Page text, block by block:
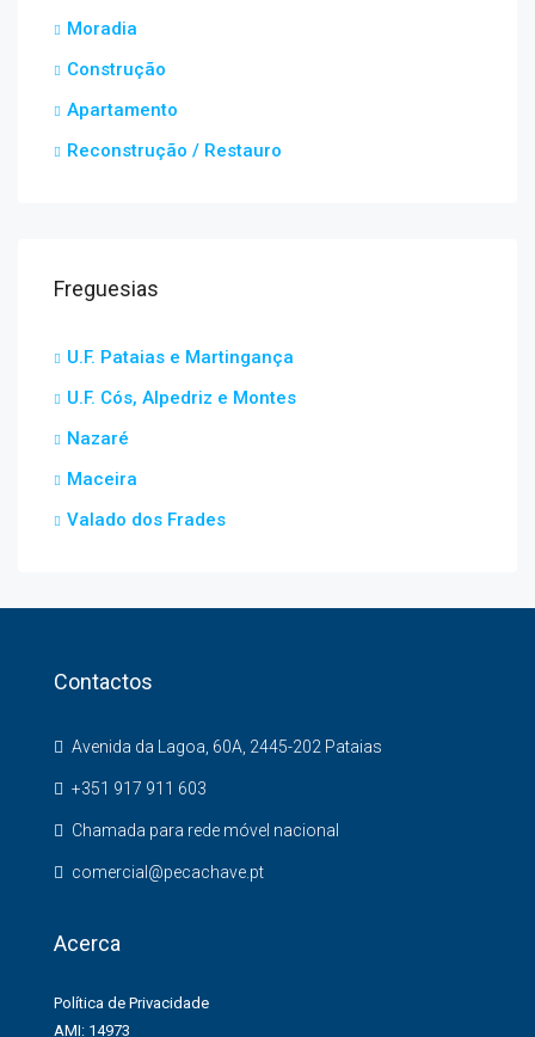
Moradia
Construção
Apartamento
Reconstrução / Restauro
Freguesias
U.F. Pataias e Martingança
U.F. Cós, Alpedriz e Montes
Nazaré
Maceira
Valado dos Frades
Contactos
Avenida da Lagoa, 60A, 2445-202 Pataias
+351 917 911 603
Chamada para rede móvel nacional
comercial@pecachave.pt
Acerca
Política de Privacidade
AMI: 14973